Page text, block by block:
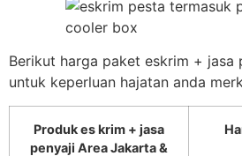
Berikut harga paket eskrim + jasa
untuk keperluan hajatan anda
Produk es krim + jasa
penyaji Area Jakarta &